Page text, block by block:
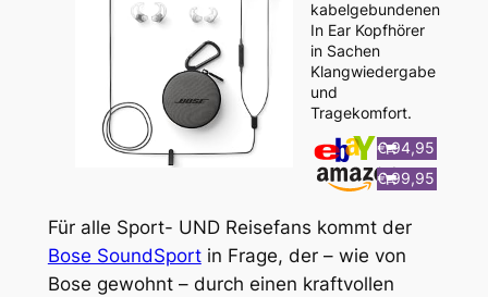
kabelgebundenen
In Ear Kopfhörer
in Sachen
Klangwiedergabe
und
Tragekomfort.
€ 94,95
€ 99,95
Für alle Sport- UND Reisefans kommt der
Bose SoundSportin Frage, der – wie von
Bose gewohnt – durch einen kraftvollen